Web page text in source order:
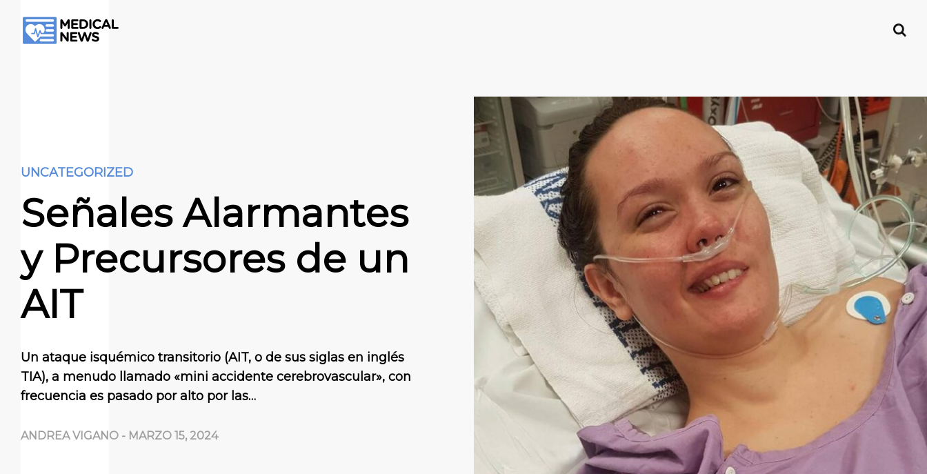
UNCATEGORIZED
Señales Alarmantes
y Precursores de un
AIT
Un ataque isquémico transitorio (AIT, o de sus siglas en inglés
TIA), a menudo llamado «mini accidente cerebrovascular», con
frecuencia es pasado por alto por las…
ANDREA VIGANO - MARZO 15, 2024